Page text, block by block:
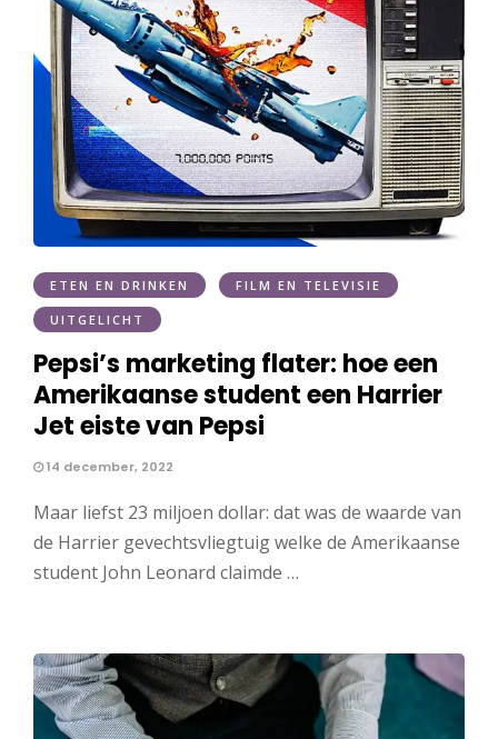
ETEN EN DRINKEN FILM EN TELEVISIE
UITGELICHT
Pepsi’s marketing flater: hoe een
Amerikaanse student een Harrier
Jet eiste van Pepsi
14 december, 2022
Maar liefst 23 miljoen dollar: dat was de waarde van
de Harrier gevechtsvliegtuig welke de Amerikaanse
student John Leonard claimde …